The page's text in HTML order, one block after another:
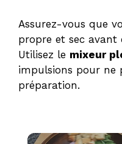
Assurez-vous que
propre et sec avant
Utilisez le mixeur
impulsions pour
préparation.